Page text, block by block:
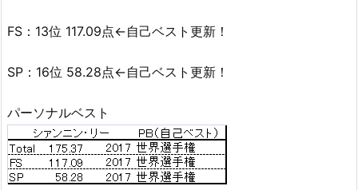
FS：13位 117.09点←自己ベスト更新！
SP：16位 58.28点←自己ベスト更新！
パーソナルベスト